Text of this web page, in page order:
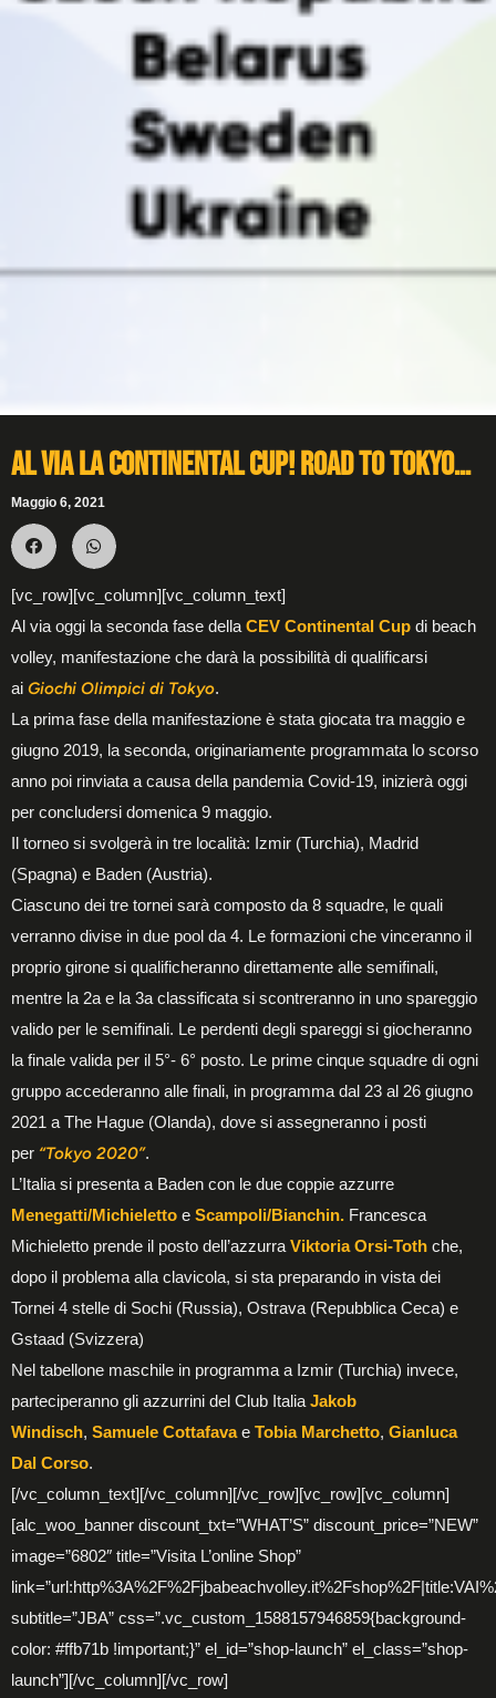
Al via la Continental Cup! Road to Tokyo…
Maggio 6, 2021
[vc_row][vc_column][vc_column_text]
Al via oggi la seconda fase della CEV Continental Cup di beach
volley, manifestazione che darà la possibilità di qualificarsi
ai Giochi Olimpici di Tokyo.
La prima fase della manifestazione è stata giocata tra maggio e
giugno 2019, la seconda, originariamente programmata lo scorso
anno poi rinviata a causa della pandemia Covid-19, inizierà oggi
per concludersi domenica 9 maggio.
Il torneo si svolgerà in tre località: Izmir (Turchia), Madrid
(Spagna) e Baden (Austria).
Ciascuno dei tre tornei sarà composto da 8 squadre, le quali
verranno divise in due pool da 4. Le formazioni che vinceranno il
proprio girone si qualificheranno direttamente alle semifinali,
mentre la 2a e la 3a classificata si scontreranno in uno spareggio
valido per le semifinali. Le perdenti degli spareggi si giocheranno
la finale valida per il 5°- 6° posto. Le prime cinque squadre di ogni
gruppo accederanno alle finali, in programma dal 23 al 26 giugno
2021 a The Hague (Olanda), dove si assegneranno i posti
per “Tokyo 2020”.
L’Italia si presenta a Baden con le due coppie azzurre
Menegatti/Michieletto e Scampoli/Bianchin. Francesca
Michieletto prende il posto dell’azzurra Viktoria Orsi-Toth che,
dopo il problema alla clavicola, si sta preparando in vista dei
Tornei 4 stelle di Sochi (Russia), Ostrava (Repubblica Ceca) e
Gstaad (Svizzera)
Nel tabellone maschile in programma a Izmir (Turchia) invece,
parteciperanno gli azzurrini del Club Italia Jakob
Windisch, Samuele Cottafavae Tobia Marchetto, Gianluca
Dal Corso.
[/vc_column_text][/vc_column][/vc_row][vc_row][vc_column]
[alc_woo_banner discount_txt=”WHAT’S” discount_price=”NEW”
image=”6802″ title=”Visita L’online Shop”
subtitle=”JBA” css=”.vc_custom_1588157946859{background-
color: #ffb71b !important;}” el_id=”shop-launch” el_class=”shop-
launch”][/vc_column][/vc_row]